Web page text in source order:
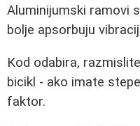
Aluminijumski ramovi
bolje apsorbuju
Kod odabira,
bicikl - ako imate
faktor.